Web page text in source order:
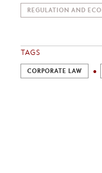
REGULATION AND
TAGS
CORPORATE LAW